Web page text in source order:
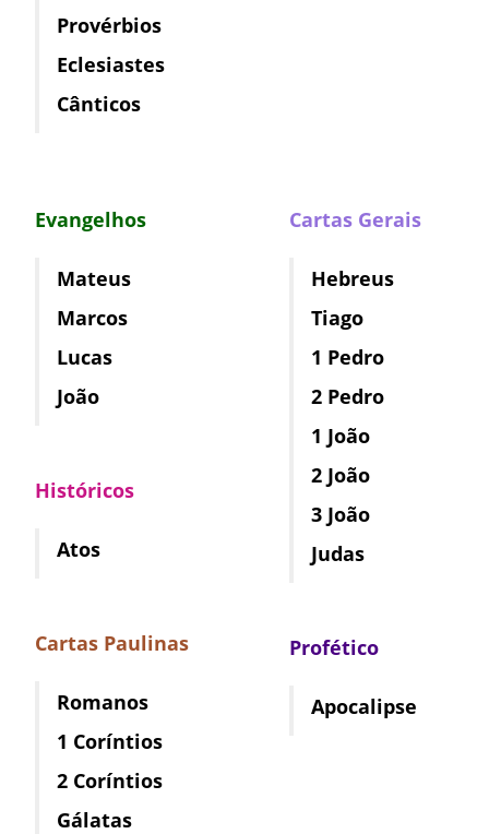
Provérbios
Eclesiastes
Cânticos
Evangelhos
Mateus
Marcos
Lucas
João
Históricos
Atos
Cartas Paulinas
Romanos
1 Coríntios
2 Coríntios
Gálatas
Cartas Gerais
Hebreus
Tiago
1 Pedro
2 Pedro
1 João
2 João
3 João
Judas
Profético
Apocalipse